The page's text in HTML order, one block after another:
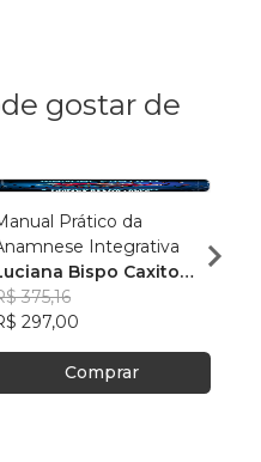
gostar de
Prático da
Integrativa
Bispo Caxito
Cançado
375,16
297,00
Comprar
com